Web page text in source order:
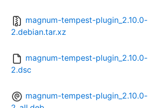
magnum-tempest-plugin_2.10.0-
2.debian.tar.xz
magnum-tempest-plugin_2.10.0-
2.dsc
magnum-tempest-plugin_2.10.0-